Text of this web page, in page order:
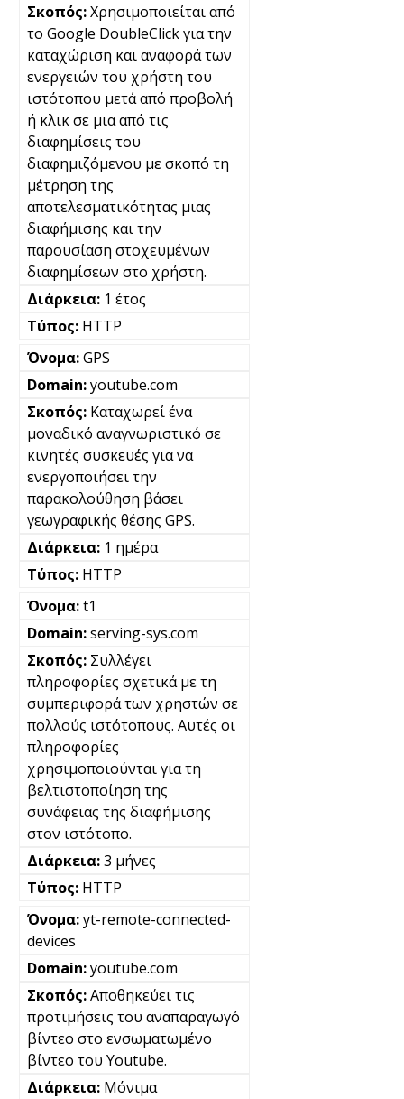
Χρησιμοποιείται από
το Google DoubleClick για την
καταχώριση και αναφορά των
ενεργειών του χρήστη του
ιστότοπου μετά από προβολή
ή κλικ σε μια από τις
διαφημίσεις του
διαφημιζόμενου με σκοπό τη
μέτρηση της
αποτελεσματικότητας μιας
διαφήμισης και την
παρουσίαση στοχευμένων
διαφημίσεων στο χρήστη.
1 έτος
HTTP
GPS
youtube.com
Καταχωρεί ένα
μοναδικό αναγνωριστικό σε
κινητές συσκευές για να
ενεργοποιήσει την
παρακολούθηση βάσει
γεωγραφικής θέσης GPS.
1 ημέρα
HTTP
t1
serving-sys.com
Συλλέγει
πληροφορίες σχετικά με τη
συμπεριφορά των χρηστών σε
πολλούς ιστότοπους. Αυτές οι
πληροφορίες
χρησιμοποιούνται για τη
βελτιστοποίηση της
συνάφειας της διαφήμισης
στον ιστότοπο.
3 μήνες
HTTP
yt-remote-connected-
devices
youtube.com
Αποθηκεύει τις
προτιμήσεις του αναπαραγωγό
βίντεο στο ενσωματωμένο
βίντεο του Youtube.
Μόνιμα